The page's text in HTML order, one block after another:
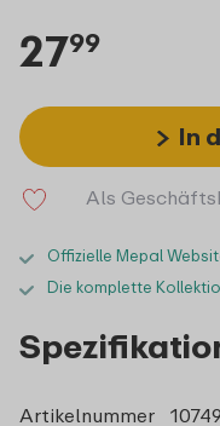
2799
In
Als
Offizielle Mepal
Die komplette
Artikelnummer